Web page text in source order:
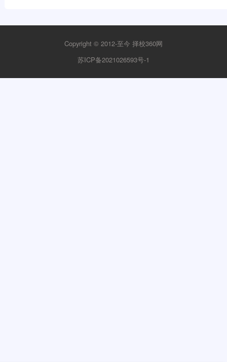
Copyright © 2012-至今 择校360网
苏ICP备2021026593号-1